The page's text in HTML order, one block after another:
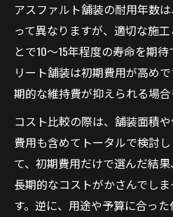
アスファルト舗装の耐用年数
って異なりますが、適切な施
とで10～15年程度の寿命を期
リート舗装は初期費用が高め
期的な維持費が抑えられる場合
コスト比較の際は、舗装面積
費用も含めてトータルで検討
て、初期費用だけで選んだ結果
長期的なコストがかさんでし
す。逆に、用途や予算に合っ